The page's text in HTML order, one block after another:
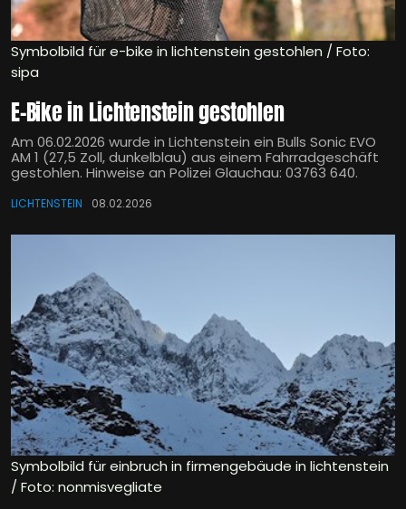
Symbolbild für e-bike in lichtenstein gestohlen / Foto:
sipa
E-Bike in Lichtenstein gestohlen
Am 06.02.2026 wurde in Lichtenstein ein Bulls Sonic EVO
AM 1 (27,5 Zoll, dunkelblau) aus einem Fahrradgeschäft
gestohlen. Hinweise an Polizei Glauchau: 03763 640.
LICHTENSTEIN 08.02.2026
Symbolbild für einbruch in firmengebäude in lichtenstein
/ Foto: nonmisvegliate